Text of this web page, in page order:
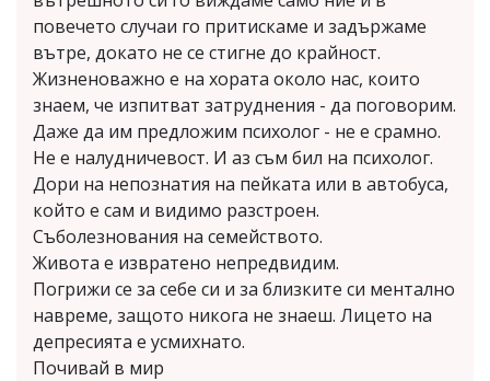
повечето случаи го притискаме и задържаме
вътре, докато не се стигне до крайност.
Жизненоважно е на хората около нас, които
знаем, че изпитват затруднения - да поговорим.
Даже да им предложим психолог - не е срамно.
Не е налудничевост. И аз съм бил на психолог.
Дори на непознатия на пейката или в автобуса,
който е сам и видимо разстроен.
Съболезнования на семейството.
Живота е извратено непредвидим.
Погрижи се за себе си и за близките си ментално
навреме, защото никога не знаеш. Лицето на
депресията е усмихнато.
Почивай в мир